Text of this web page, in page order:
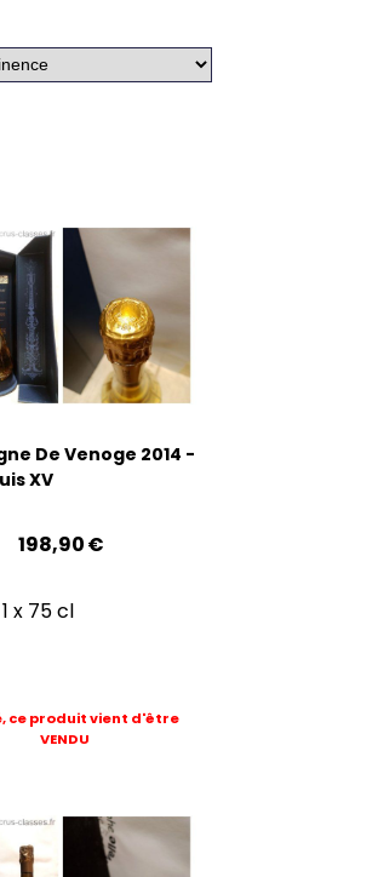
De Venoge 2014 -
XV
198,90€
x 75 cl
ce produit vient d'être
VENDU